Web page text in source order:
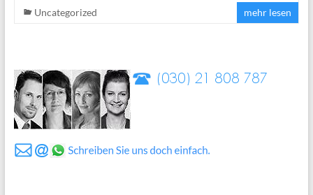
Uncategorized
mehr lesen